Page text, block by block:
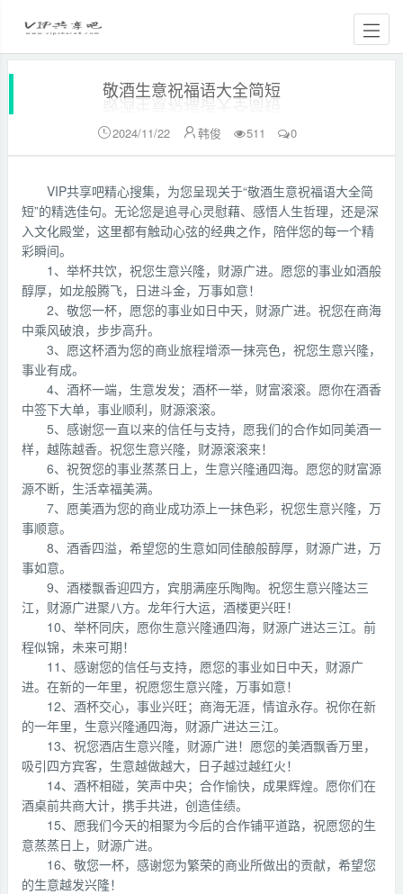
敬酒生意祝福语大全简短
2024/11/22 韩俊 511 0
VIP共享吧精心搜集，为您呈现关于“敬酒生意祝福语大全简
短”的精选佳句。无论您是追寻心灵慰藉、感悟人生哲理，还是深
入文化殿堂，这里都有触动心弦的经典之作，陪伴您的每一个精
彩瞬间。
1、举杯共饮，祝您生意兴隆，财源广进。愿您的事业如酒般
醇厚，如龙般腾飞，日进斗金，万事如意！
2、敬您一杯，愿您的事业如日中天，财源广进。祝您在商海
中乘风破浪，步步高升。
3、愿这杯酒为您的商业旅程增添一抹亮色，祝您生意兴隆，
事业有成。
4、酒杯一端，生意发发；酒杯一举，财富滚滚。愿你在酒香
中签下大单，事业顺利，财源滚滚。
5、感谢您一直以来的信任与支持，愿我们的合作如同美酒一
样，越陈越香。祝您生意兴隆，财源滚滚来！
6、祝贺您的事业蒸蒸日上，生意兴隆通四海。愿您的财富源
源不断，生活幸福美满。
7、愿美酒为您的商业成功添上一抹色彩，祝您生意兴隆，万
事顺意。
8、酒香四溢，希望您的生意如同佳酿般醇厚，财源广进，万
事如意。
9、酒楼飘香迎四方，宾朋满座乐陶陶。祝您生意兴隆达三
江，财源广进聚八方。龙年行大运，酒楼更兴旺！
10、举杯同庆，愿你生意兴隆通四海，财源广进达三江。前
程似锦，未来可期！
11、感谢您的信任与支持，愿您的事业如日中天，财源广
进。在新的一年里，祝愿您生意兴隆，万事如意！
12、酒杯交心，事业兴旺；商海无涯，情谊永存。祝你在新
的一年里，生意兴隆通四海，财源广进达三江。
13、祝您酒店生意兴隆，财源广进！愿您的美酒飘香万里，
吸引四方宾客，生意越做越大，日子越过越红火！
14、酒杯相碰，笑声中央；合作愉快，成果辉煌。愿你们在
酒桌前共商大计，携手共进，创造佳绩。
15、愿我们今天的相聚为今后的合作铺平道路，祝愿您的生
意蒸蒸日上，财源广进。
16、敬您一杯，感谢您为繁荣的商业所做出的贡献，希望您
的生意越发兴隆！